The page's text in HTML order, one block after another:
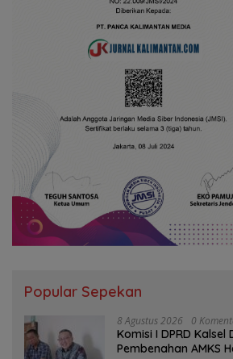
Popular Sepekan
8 Agustus 2026 0
Komisi I DPRD Kalsel
Pembenahan AMKS